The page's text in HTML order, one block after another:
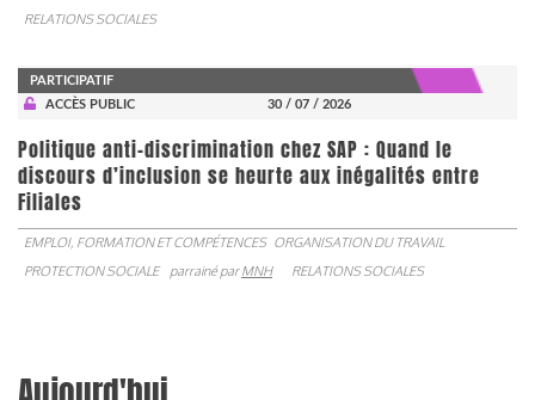
RELATIONS SOCIALES
PARTICIPATIF
ACCÈS PUBLIC
30 / 07 / 2026
Politique anti-discrimination chez SAP : Quand le
discours d’inclusion se heurte aux inégalités entre
Filiales
EMPLOI, FORMATION ET COMPÉTENCES ORGANISATION DU TRAVAIL
PROTECTION SOCIALE
parrainé parMNH RELATIONS SOCIALES